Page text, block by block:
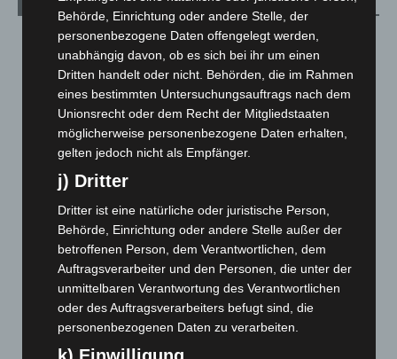
Archiv
August 2026(12)
Juli 2026(73)
Juni 2026(139)
Mai 2026(99)
April 2026(99)
März 2026(115)
Januar 2026(122)
Dezember 2025 (103)
November 2025
(114)
Oktober 2025(112)
September 2025(93)
Behörde, Einrichtung oder andere Stelle, der
personenbezogene Daten offengelegt werden,
unabhängig davon, ob es sich bei ihr um einen
Dritten handelt oder nicht. Behörden, die im Rahmen
eines bestimmten Untersuchungsauftrags nach dem
Unionsrecht oder dem Recht der Mitgliedstaaten
möglicherweise personenbezogene Daten erhalten,
gelten jedoch nicht als Empfänger.
j) Dritter
Dritter ist eine natürliche oder juristische Person,
Behörde, Einrichtung oder andere Stelle außer der
betroffenen Person, dem Verantwortlichen, dem
Auftragsverarbeiter und den Personen, die unter der
unmittelbaren Verantwortung des Verantwortlichen
oder des Auftragsverarbeiters befugt sind, die
personenbezogenen Daten zu verarbeiten.